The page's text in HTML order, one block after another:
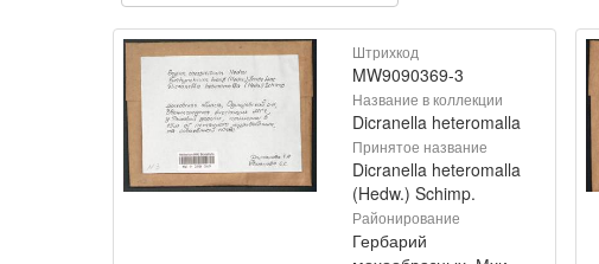
Штрихкод
MW9090369-3
Название в коллекции
Dicranella heteromalla
Принятое название
Dicranella heteromalla
(Hedw.) Schimp.
Районирование
Гербарий